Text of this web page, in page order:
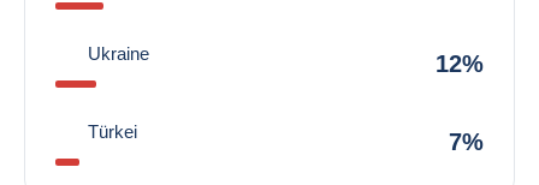
Ukraine 12%
Türkei 7%